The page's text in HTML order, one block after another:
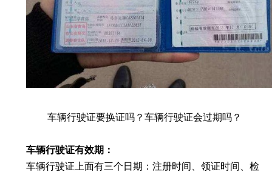
车辆行驶证要换证吗？车辆行驶证会过期吗？
车辆行驶证有效期：
车辆行驶证上面有三个日期：注册时间、领证时间、检